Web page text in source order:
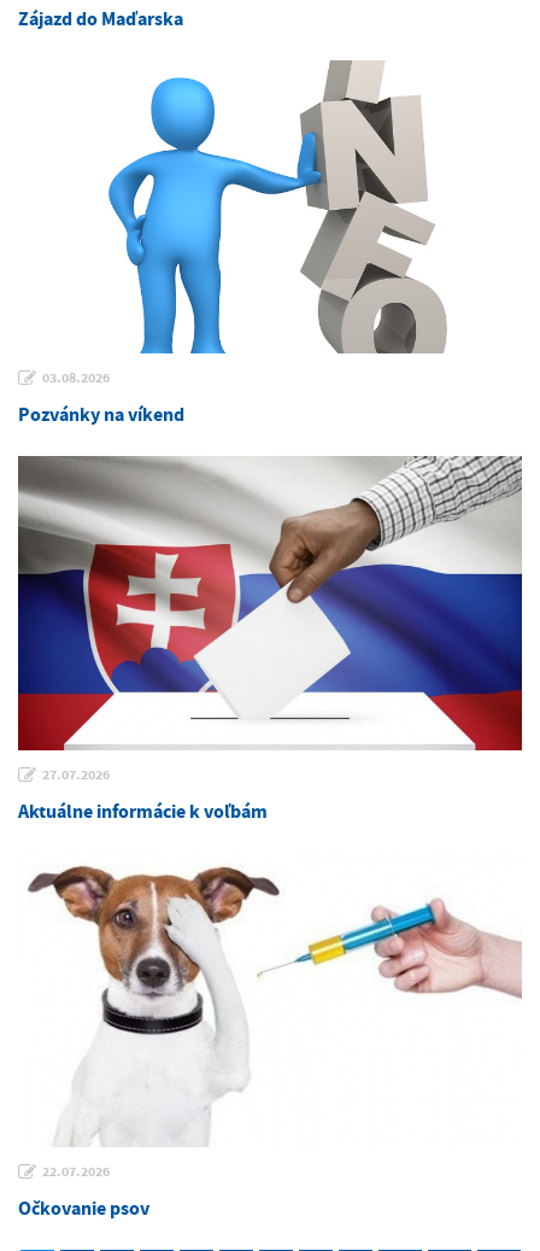
Zájazd do Maďarska
03.08.2026
Pozvánky na víkend
27.07.2026
Aktuálne informácie k voľbám
22.07.2026
Očkovanie psov